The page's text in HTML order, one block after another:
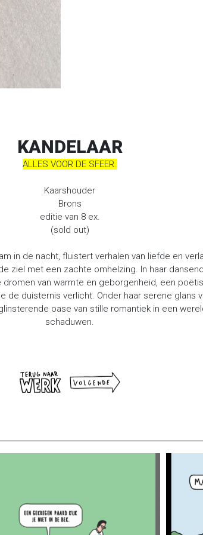
KANDELAAR
ALLES VOOR DE SFEER.
Kaarshouder
Brons
editie van 8 ex.
(sold out)
in de nacht, fluistert verhalen van liefde en
ziel met een zachte omhelzing. In haar
van warmte en geborgenheid, een
de duisternis verlicht. Onder haar serene glans
oase van stille romantiek in een
schaduwen.